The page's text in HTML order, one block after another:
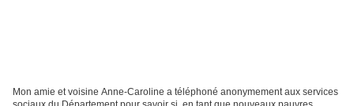
Mon amie et voisine Anne-Caroline a téléphoné anonymement aux services